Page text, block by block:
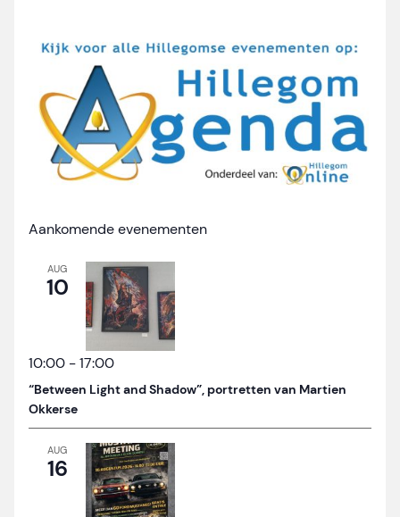
Aankomende evenementen
AUG
10
10:00 -17:00
“Between Light and Shadow”, portretten van Martien
Okkerse
AUG
16